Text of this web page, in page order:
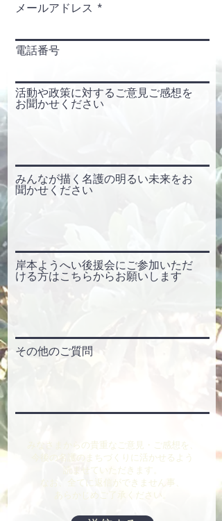
メールアドレス
電話番号
活動や政策に対するご意見ご感想を
お聞かせください
みんなが描く名護の明るい未来をお
聞かせください
岸本ようへい後援会にご参加いただ
ける方はこちらからお願いします
その他のご質問
みなさまからの貴重なご意見・ご感想を、
今後の名護のまちづくりに活かせるよう
読ませていただきます。
​なお、全てに返信ができません事、
あらかじめご了承ください。